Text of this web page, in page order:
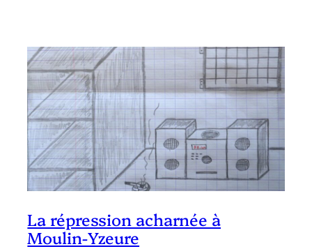
La répression acharnée à
Moulin-Yzeure